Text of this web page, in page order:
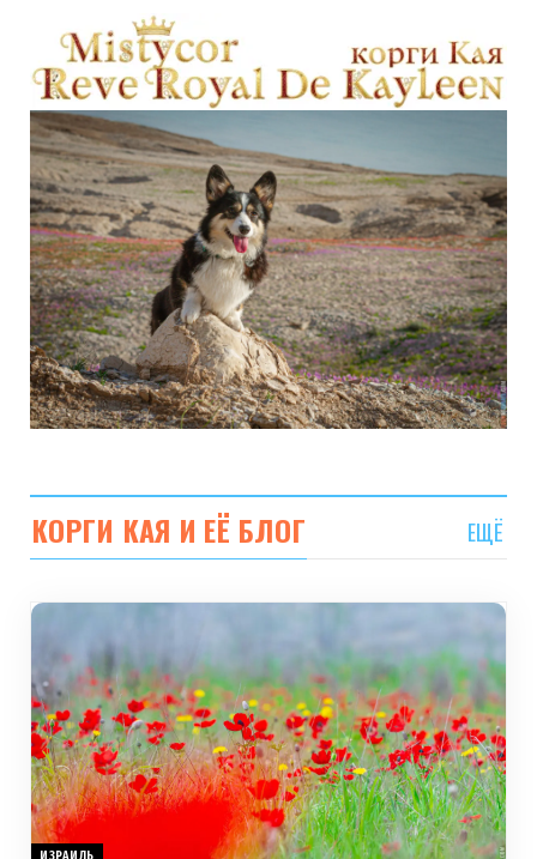
e
o
o
k
g
r
a
m
T
b
e
w
t
t
e
r
)
t
r
e
s
t
КОРГИ КАЯ И ЕЁ БЛОГ ЕЩЁ